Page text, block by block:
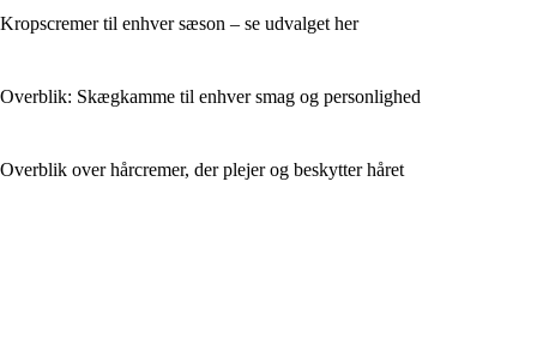
Kropscremer til enhver sæson – se udvalget her
Overblik: Skægkamme til enhver smag og personlighed
Overblik over hårcremer, der plejer og beskytter håret